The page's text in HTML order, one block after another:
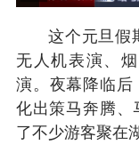
这个元旦假
无人机表演、
演。夜幕降临后
化出策马奔腾、
了不少游客聚在